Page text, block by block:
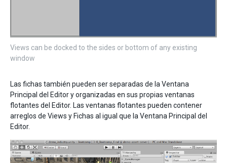
Views can be docked to the sides or bottom of any existing
window
Las fichas también pueden ser separadas de la Ventana
Principal del Editor y organizadas en sus propias ventanas
flotantes del Editor. Las ventanas flotantes pueden contener
arreglos de Views y Fichas al igual que la Ventana Principal del
Editor.